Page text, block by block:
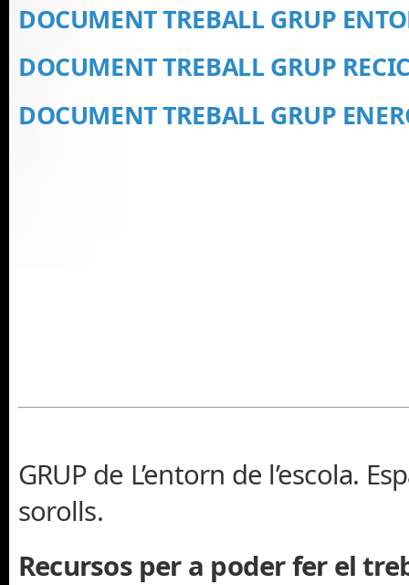
DOCUMENT TREBALL GRUP
DOCUMENT TREBALL GRUP
DOCUMENT TREBALL GRUP
GRUP de L’entorn de l’escola.
sorolls.
Recursos per a poder fer el